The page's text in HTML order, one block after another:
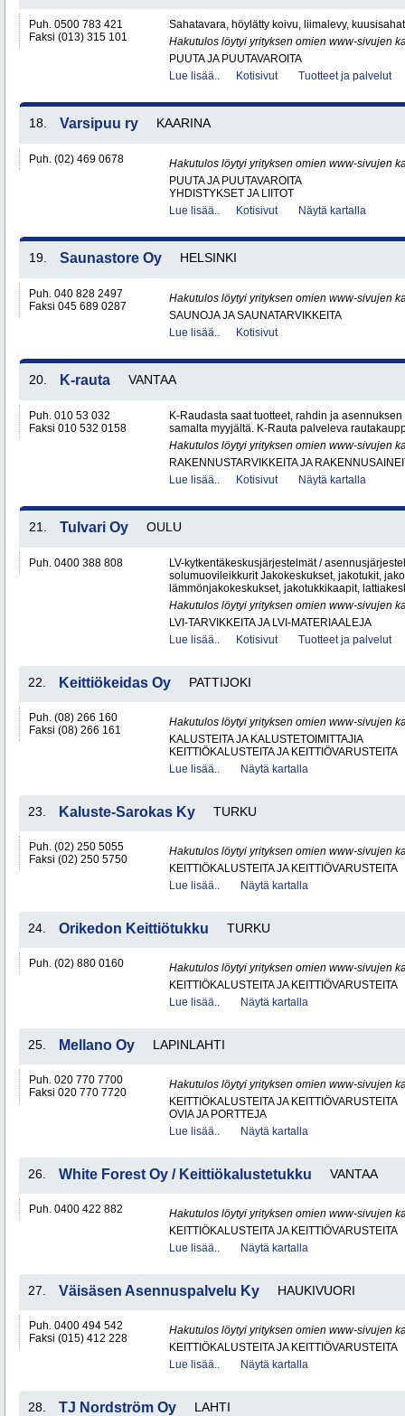
Puh. 0500 783 421
Faksi (013) 315 101
Sahatavara, höylätty koivu, liimalevy,
Hakutulos löytyi yrityksen omien www-sivujen
PUUTA JA PUUTAVAROITA
Lue lisää..
Kotisivut Tuotteet ja palvelut
18. Varsipuu ry KAARINA
Puh. (02) 469 0678
Hakutulos löytyi yrityksen omien www-sivujen
PUUTA JA PUUTAVAROITA
YHDISTYKSET JA LIITOT
Lue lisää..
Kotisivut Näytä kartalla
19. Saunastore Oy HELSINKI
Puh. 040 828 2497
Faksi 045 689 0287
Hakutulos löytyi yrityksen omien www-sivujen
SAUNOJA JA SAUNATARVIKKEITA
Lue lisää..
Kotisivut
20. K-rauta VANTAA
Puh. 010 53 032
Faksi 010 532 0158
K-Raudasta saat tuotteet, rahdin ja
samalta myyjältä. K-Rauta palveleva
Hakutulos löytyi yrityksen omien www-sivujen
RAKENNUSTARVIKKEITA JA
Lue lisää..
Kotisivut Näytä kartalla
21. Tulvari Oy OULU
Puh. 0400 388 808
LV-kytkentäkeskusjärjestelmät /
solumuovileikkurit Jakokeskukset, jakotukit,
lämmönjakokeskukset, jakotukkikaapit,
Hakutulos löytyi yrityksen omien www-sivujen
LVI-TARVIKKEITA JA LVI-MATERIAALEJA
Lue lisää..
Kotisivut Tuotteet ja palvelut
22. Keittiökeidas Oy PATTIJOKI
Puh. (08) 266 160
Faksi (08) 266 161
Hakutulos löytyi yrityksen omien www-sivujen
KALUSTEITA JA KALUSTETOIMITTAJIA
KEITTIÖKALUSTEITA JA KEITTIÖVARUSTEITA
Lue lisää..
Näytä kartalla
23. Kaluste-Sarokas Ky TURKU
Puh. (02) 250 5055
Faksi (02) 250 5750
Hakutulos löytyi yrityksen omien www-sivujen
KEITTIÖKALUSTEITA JA KEITTIÖVARUSTEITA
Lue lisää..
Näytä kartalla
24. Orikedon Keittiötukku TURKU
Puh. (02) 880 0160
Hakutulos löytyi yrityksen omien www-sivujen
KEITTIÖKALUSTEITA JA KEITTIÖVARUSTEITA
Lue lisää..
Näytä kartalla
25. Mellano Oy LAPINLAHTI
Puh. 020 770 7700
Faksi 020 770 7720
Hakutulos löytyi yrityksen omien www-sivujen
KEITTIÖKALUSTEITA JA KEITTIÖVARUSTEITA
OVIA JA PORTTEJA
Lue lisää..
Näytä kartalla
26. White Forest Oy / Keittiökalustetukku VANTAA
Puh. 0400 422 882
Hakutulos löytyi yrityksen omien www-sivujen
KEITTIÖKALUSTEITA JA KEITTIÖVARUSTEITA
Lue lisää..
Näytä kartalla
27. Väisäsen Asennuspalvelu Ky HAUKIVUORI
Puh. 0400 494 542
Faksi (015) 412 228
Hakutulos löytyi yrityksen omien www-sivujen
KEITTIÖKALUSTEITA JA KEITTIÖVARUSTEITA
Lue lisää..
Näytä kartalla
28. TJ Nordström Oy LAHTI